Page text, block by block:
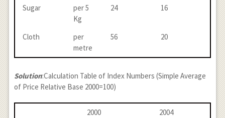
Sugar
per 5
Kg
24 16
Cloth
per
metre
56 20
Solution:Calculation Table of Index Numbers (Simple Average
of Price Relative Base 2000=100)
2000
2004